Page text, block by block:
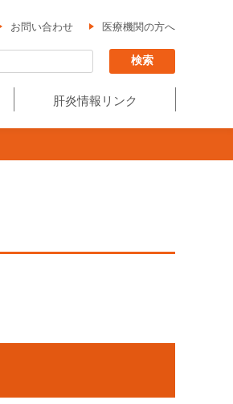
お問い合わせ 医療機関の方へ
肝炎情報リンク